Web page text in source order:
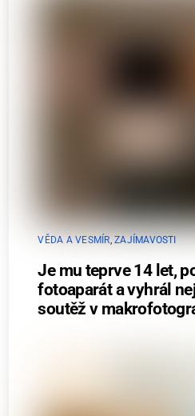
VĚDA A VESMÍR ,ZAJÍMAVOSTI
Je mu teprve 14 let,
fotoaparát a vyhrál
soutěž v